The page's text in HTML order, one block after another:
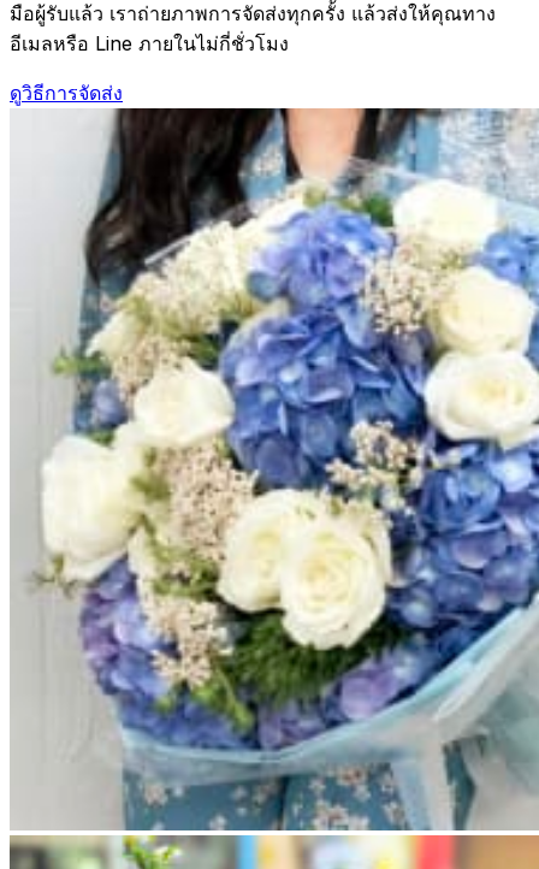
มือผู้รับแล้ว เราถ่ายภาพการจัดส่งทุกครั้ง แล้วส่งให้คุณทาง
อีเมลหรือ Line ภายในไม่กี่ชั่วโมง
ดูวิธีการจัดส่ง